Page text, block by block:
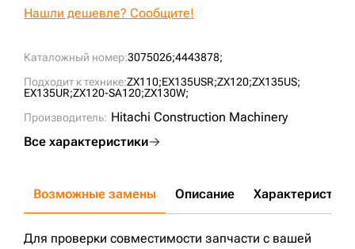
Каталожный номер:3075026;4443878;
Подходит к технике:ZX110;EX135USR;ZX120;ZX135US;
EX135UR;ZX120-SA120;ZX130W;
Производитель: Hitachi Construction Machinery
Все характеристики
Нашли дешевле? Сообщите!
Возможные замены Описание Характеристики
Для проверки совместимости запчасти с вашей